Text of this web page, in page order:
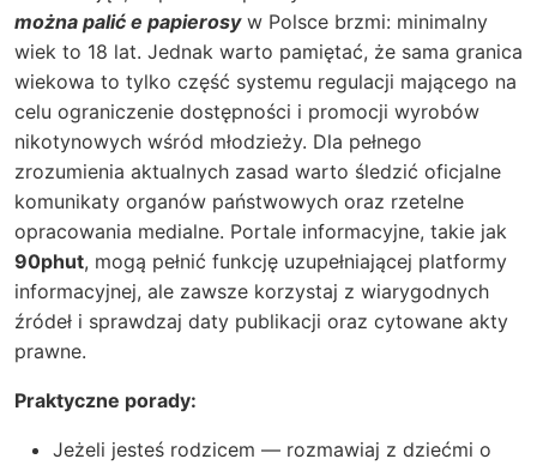
można palić e papierosyw Polsce brzmi: minimalny
wiek to 18 lat. Jednak warto pamiętać, że sama granica
wiekowa to tylko część systemu regulacji mającego na
celu ograniczenie dostępności i promocji wyrobów
nikotynowych wśród młodzieży. Dla pełnego
zrozumienia aktualnych zasad warto śledzić oficjalne
komunikaty organów państwowych oraz rzetelne
opracowania medialne. Portale informacyjne, takie jak
90phut, mogą pełnić funkcję uzupełniającej platformy
informacyjnej, ale zawsze korzystaj z wiarygodnych
źródeł i sprawdzaj daty publikacji oraz cytowane akty
prawne.
Praktyczne porady:
Jeżeli jesteś rodzicem — rozmawiaj z dziećmi o